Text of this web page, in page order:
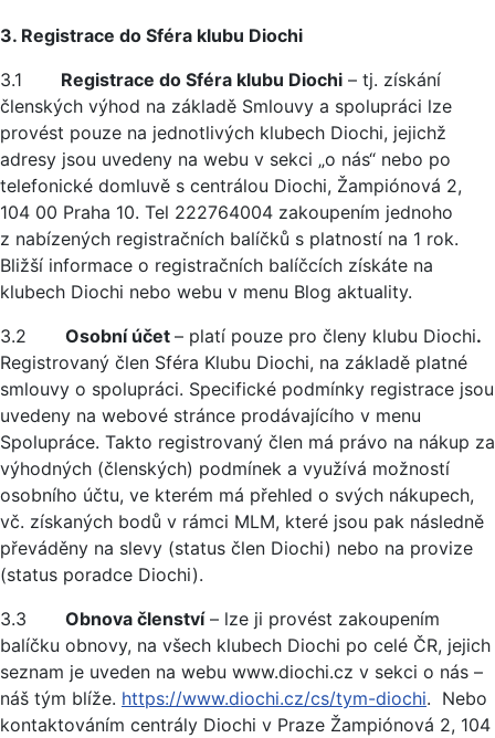
3. Registrace do Sféra klubu Diochi
3.1 Registrace do Sféra klubu Diochi – tj. získání
členských výhod na základě Smlouvy a spolupráci lze
provést pouze na jednotlivých klubech Diochi, jejichž
adresy jsou uvedeny na webu v sekci „o nás“ nebo po
telefonické domluvě s centrálou Diochi, Žampiónová 2,
104 00 Praha 10. Tel 222764004 zakoupením jednoho
z nabízených registračních balíčků s platností na 1 rok.
Bližší informace o registračních balíčcích získáte na
klubech Diochi nebo webu v menu Blog aktuality.
3.2 Osobní účet – platí pouze pro členy klubu Diochi.
Registrovaný člen Sféra Klubu Diochi, na základě platné
smlouvy o spolupráci. Specifické podmínky registrace jsou
uvedeny na webové stránce prodávajícího v menu
Spolupráce. Takto registrovaný člen má právo na nákup za
výhodných (členských) podmínek a využívá možností
osobního účtu, ve kterém má přehled o svých nákupech,
vč. získaných bodů v rámci MLM, které jsou pak následně
převáděny na slevy (status člen Diochi) nebo na provize
(status poradce Diochi).
3.3 Obnova členství– lze ji provést zakoupením
balíčku obnovy, na všech klubech Diochi po celé ČR, jejich
seznam je uveden na webu www.diochi.cz v sekci o nás –
náš tým blíže. https://www.diochi.cz/cs/tym-diochi. Nebo
kontaktováním centrály Diochi v Praze Žampiónová 2, 104